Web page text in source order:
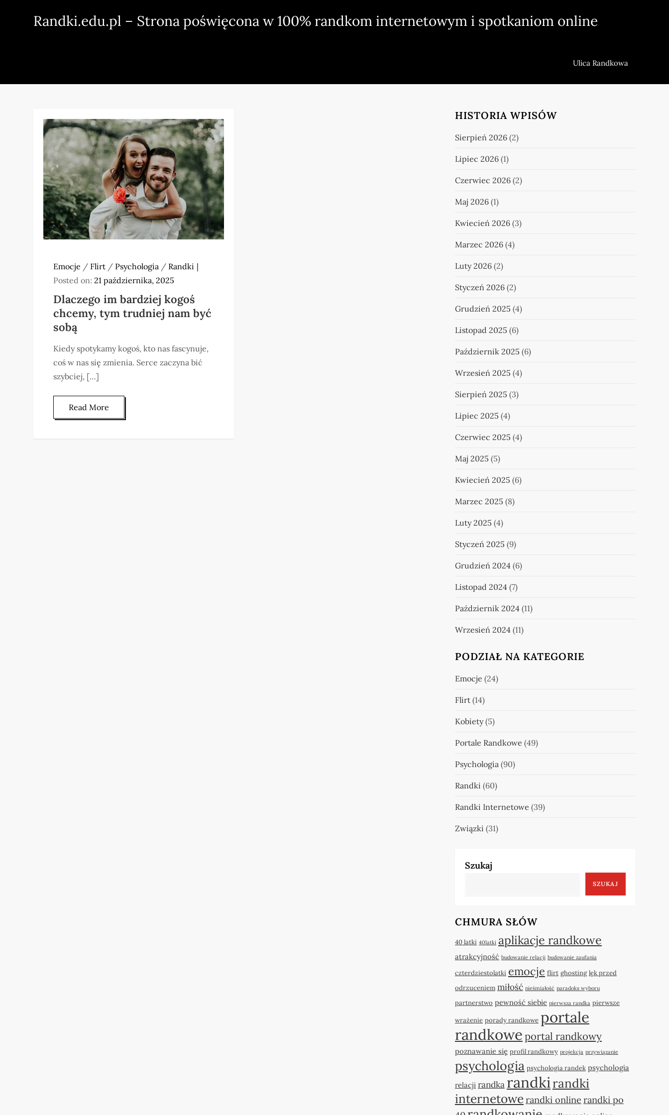
Randki.edu.pl – Strona poświęcona w 100% randkom internetowym i spotkaniom online
Ulica Randkowa
Emocje / Flirt / Psychologia / Randki
Posted on:21 października, 2025
Dlaczego im bardziej kogoś
chcemy, tym trudniej nam być
sobą
Kiedy spotykamy kogoś, kto nas fascynuje,
coś w nas się zmienia. Serce zaczyna bić
szybciej, […]
Read More
HISTORIA WPISÓW
Sierpień 2026(2)
Lipiec 2026(1)
Czerwiec 2026(2)
Maj 2026(1)
Kwiecień 2026(3)
Marzec 2026(4)
Luty 2026(2)
Styczeń 2026(2)
Grudzień 2025 (4)
Listopad 2025 (6)
Październik 2025 (6)
Wrzesień 2025 (4)
Sierpień 2025 (3)
Lipiec 2025 (4)
Czerwiec 2025 (4)
Maj 2025 (5)
Kwiecień 2025 (6)
Marzec 2025 (8)
Luty 2025 (4)
Styczeń 2025 (9)
Grudzień 2024(6)
Listopad 2024(7)
Październik 2024(11)
Wrzesień 2024(11)
PODZIAŁ NA KATEGORIE
Emocje (24)
Flirt(14)
Kobiety(5)
Portale Randkowe (49)
Psychologia(90)
Randki (60)
Randki Internetowe (39)
Związki (31)
Szukaj
SZUKAJ
CHMURA SŁÓW
40 latki 40latki aplikacje randkowe
atrakcyjność budowanie relacji budowanie zaufania
czterdziestolatki emocje flirt ghosting lęk przed
odrzuceniem miłość nieśmiałość paradoks wyboru
partnerstwo pewność siebie pierwsza randka pierwsze
wrażenie porady randkowe portale
randkoweportal randkowy
poznawanie się profil randkowy projekcja przywiązanie
psychologia psychologia randek psychologia
relacji randka randkirandki
internetowe randki online randki po